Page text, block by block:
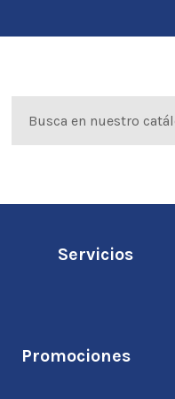
Servicios
Promociones